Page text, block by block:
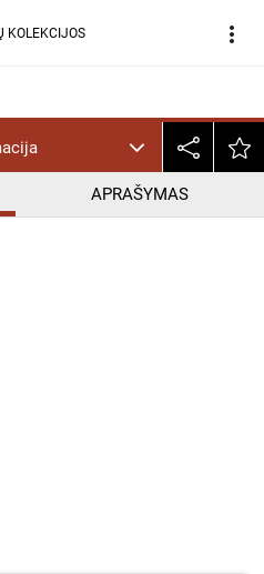
KOLEKCIJOS more_vert
APRAŠYMAS